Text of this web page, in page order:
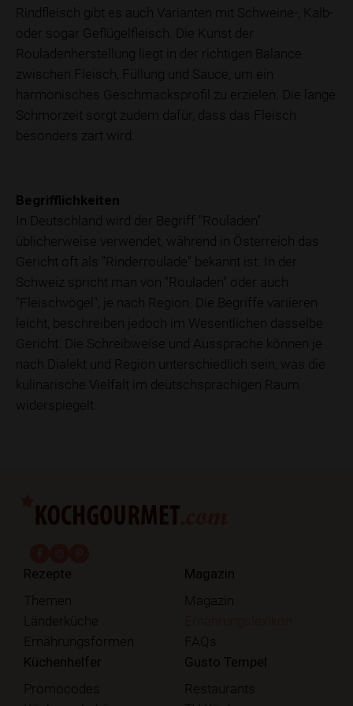
Rindfleisch gibt es auch Varianten mit Schweine-, Kalb-
oder sogar Geflügelfleisch. Die Kunst der
Rouladenherstellung liegt in der richtigen Balance
zwischen Fleisch, Füllung und Sauce, um ein
harmonisches Geschmacksprofil zu erzielen. Die lange
Schmorzeit sorgt zudem dafür, dass das Fleisch
besonders zart wird.
Begrifflichkeiten
In Deutschland wird der Begriff "Rouladen"
üblicherweise verwendet, während in Österreich das
Gericht oft als "Rinderroulade" bekannt ist. In der
Schweiz spricht man von "Rouladen" oder auch
"Fleischvögel", je nach Region. Die Begriffe variieren
leicht, beschreiben jedoch im Wesentlichen dasselbe
Gericht. Die Schreibweise und Aussprache können je
nach Dialekt und Region unterschiedlich sein, was die
kulinarische Vielfalt im deutschsprachigen Raum
widerspiegelt.
Rezepte
Themen
Länderküche
Ernährungsformen
Magazin
Magazin
FAQs
Küchenhelfer
Promocodes
Gusto Tempel
Restaurants